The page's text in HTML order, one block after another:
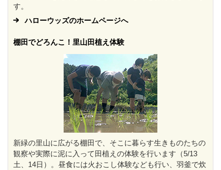
す。
ハローウッズのホームページへ
棚田でどろんこ！里山田植え体験
新緑の里山に広がる棚田で、そこに暮らす生きものたちの
観察や実際に泥に入って田植えの体験を行います（5/13
土、14日）。昼食には火おこし体験なども行い、羽釜で炊